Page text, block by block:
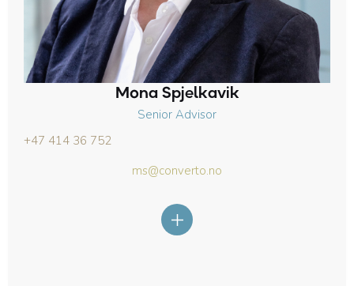
Mona Spjelkavik
Senior Advisor
+47 414 36 752
ms@converto.no